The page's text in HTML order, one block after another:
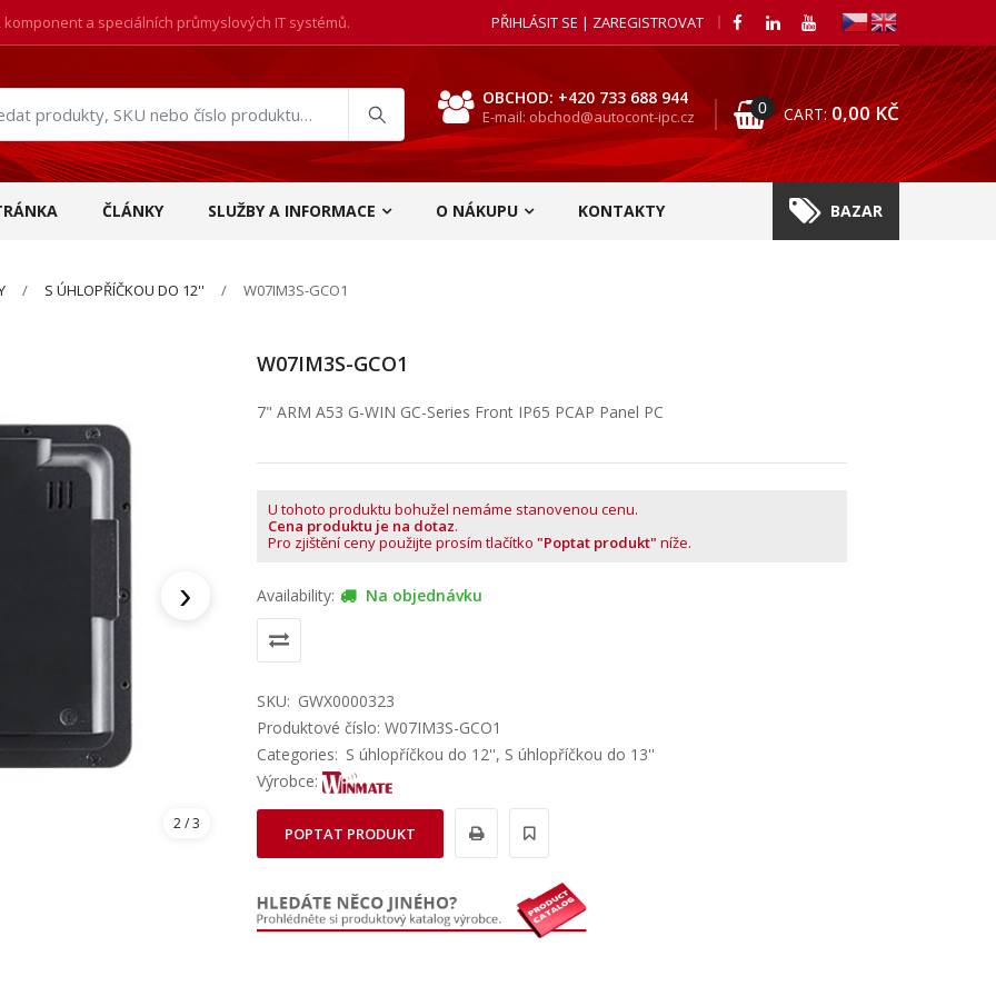
a speciálních průmyslových IT systémů. PŘIHLÁSIT SE | ZAREGISTROVAT
OBCHOD: +420 733 688 944
E-mail: obchod@autocont-ipc.cz 0 CART: 0,00KČ
ČLÁNKY SLUŽBY A INFORMACE O NÁKUPU KONTAKTY BAZAR
S ÚHLOPŘÍČKOU DO 12'' W07IM3S-GCO1
›
3/ 3
W07IM3S-GCO1
7" ARM A53 G-WIN GC-Series Front IP65 PCAP Panel PC
U tohoto produktu bohužel nemáme stanovenou cenu.
Cena produktu je na dotaz.
Pro zjištění ceny použijte prosím tlačítko "Poptat produkt" níže.
Availability: Na objednávku
SKU: GWX0000323
Produktové číslo: W07IM3S-GCO1
Categories: S úhlopříčkou do 12'', S úhlopříčkou do 13''
Výrobce:
POPTAT PRODUKT